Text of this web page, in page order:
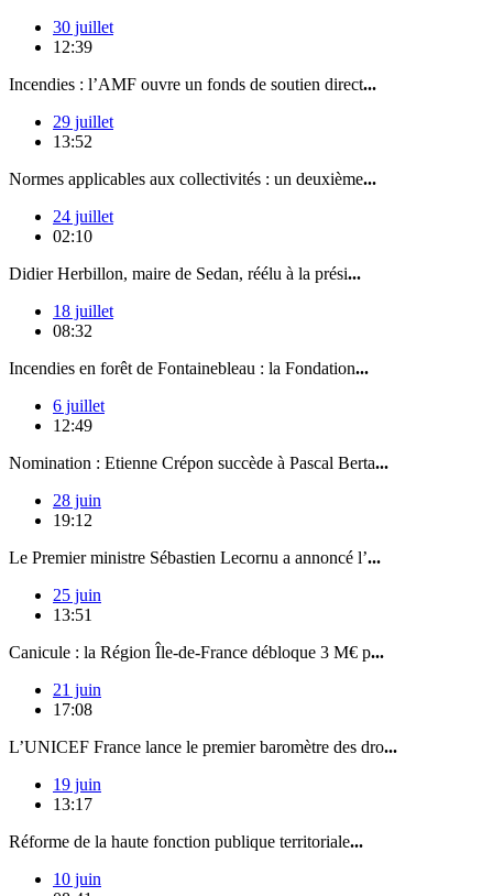
30 juillet
12:39
Incendies : l’AMF ouvre un fonds de soutien direct...
29 juillet
13:52
Normes applicables aux collectivités : un deuxième...
24 juillet
02:10
Didier Herbillon, maire de Sedan, réélu à la prési...
18 juillet
08:32
Incendies en forêt de Fontainebleau : la Fondation...
6 juillet
12:49
Nomination : Etienne Crépon succède à Pascal Berta...
28 juin
19:12
Le Premier ministre Sébastien Lecornu a annoncé l’...
25 juin
13:51
Canicule : la Région Île-de-France débloque 3 M€ p...
21 juin
17:08
L’UNICEF France lance le premier baromètre des dro...
19 juin
13:17
Réforme de la haute fonction publique territoriale...
10 juin